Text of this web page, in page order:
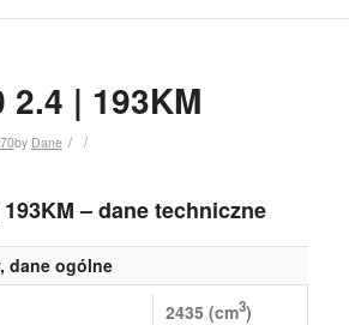
| 193KM
/ /
by Dane
– dane techniczne
dane ogólne
2435 (cm3)